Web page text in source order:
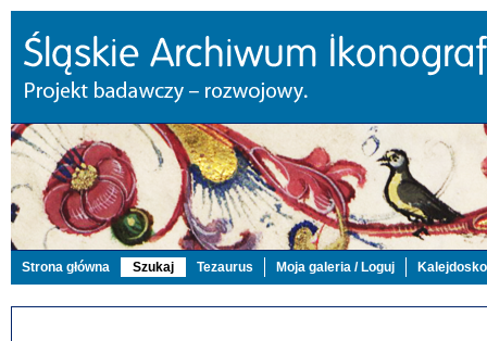
Strona główna Szukaj Tezaurus Moja galeria / Loguj